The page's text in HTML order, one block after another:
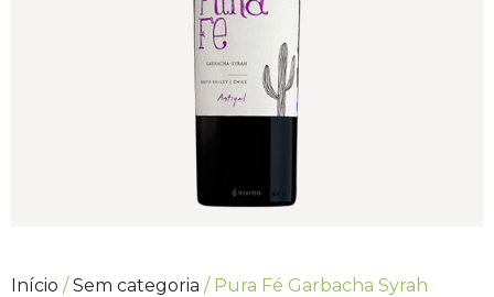
Início /Sem categoria / Pura Fé Garbacha Syrah